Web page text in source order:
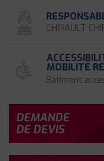
CHIRAULT
MOBILITÉ
Bâtiment
DEMANDE
DE DEVIS